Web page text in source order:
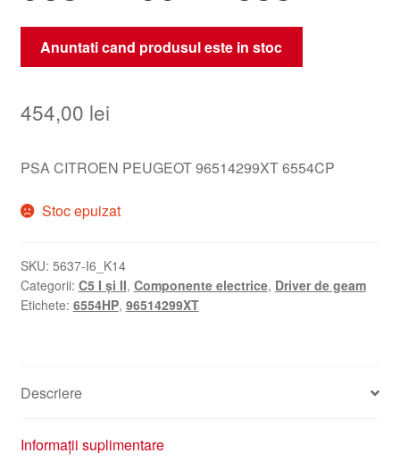
Anuntati cand produsul este in stoc
454,00 lei
PSA CITROEN PEUGEOT 96514299XT 6554CP
Stoc epuizat
SKU: 5637-I6_K14
Categorii: C5 I și II, Componente electrice, Driver de geam
Etichete: 6554HP, 96514299XT
Descriere
Informații suplimentare